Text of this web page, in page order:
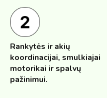
Rankytės ir akių
koordinacijai, smulkiajai
motorikai ir spalvų
pažinimui.